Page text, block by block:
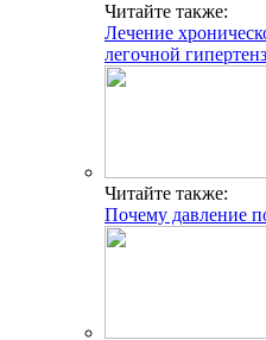
Читайте также:
Лечение
легочной
Читайте также:
Почему давление